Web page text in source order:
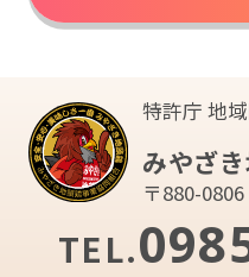
特許庁 地
みやざき
〒880-
TEL.